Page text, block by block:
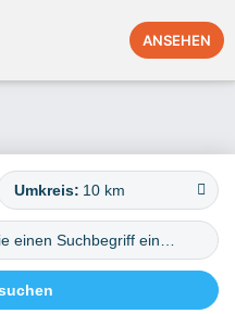
ANSEHEN
Deutschland
Umkreis: 10 km